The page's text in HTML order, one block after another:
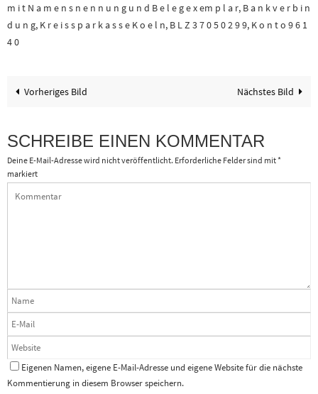
m i t N a m e n s n e n n u n g u n d B e l e g e x em p l a r, B a n k v e r b i n
d u n g, K r e i s s p a r k a s s e K o e l n, B L Z 3 7 0 5 0 2 9 9, K o n t o 9 6 1
4 0
Vorheriges Bild Nächstes Bild
SCHREIBE EINEN KOMMENTAR
Deine E-Mail-Adresse wird nicht veröffentlicht. Erforderliche Felder sind mit*
markiert
Eigenen Namen, eigene E-Mail-Adresse und eigene Website für die nächste
Kommentierung in diesem Browser speichern.